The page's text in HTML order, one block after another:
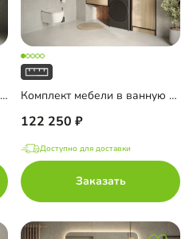
Шкаф в ванную комнату Тосса-3 Комплект мебели в ванную комнату Тосса-3
122 250
Доступно для доставки
Заказать